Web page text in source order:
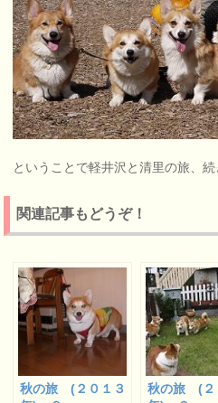
ということで軽井沢と清里の旅、続
関連記事もどうぞ！
秋の旅 (２０１３
秋の旅 (２